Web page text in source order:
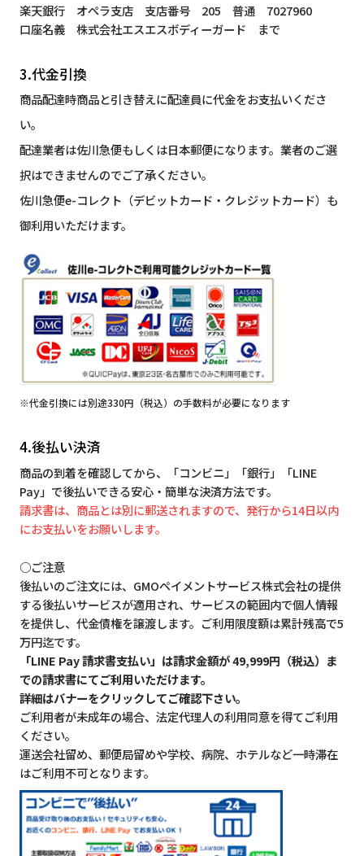
楽天銀行 オペラ支店 支店番号 205 普通 7027960
口座名義 株式会社エスエスボディーガード まで
3.代金引換
商品配達時商品と引き替えに配達員に代金をお支払いくださ
い。
配達業者は佐川急便もしくは日本郵便になります。業者のご選
択はできませんのでご了承ください。
佐川急便e-コレクト（デビットカード・クレジットカード）も
御利用いただけます。
※代金引換には別途330円（税込）の手数料が必要になります
4.後払い決済
商品の到着を確認してから、「コンビニ」「銀行」「LINE
Pay」で後払いできる安心・簡単な決済方法です。
請求書は、商品とは別に郵送されますので、発行から14日以内
にお支払いをお願いします。
○ご注意
後払いのご注文には、GMOペイメントサービス株式会社の提供
する後払いサービスが適用され、サービスの範囲内で個人情報
を提供し、代金債権を譲渡します。ご利用限度額は累計残高で5
万円迄です。
「LINE Pay 請求書支払い」は請求金額が 49,999円（税込）ま
での請求書にてご利用いただけます。
詳細はバナーをクリックしてご確認下さい。
ご利用者が未成年の場合、法定代理人の利用同意を得てご利用
ください。
運送会社留め、郵便局留めや学校、病院、ホテルなど一時滞在
はご利用不可となります。